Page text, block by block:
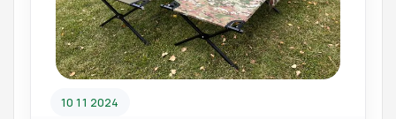
10 11 2024